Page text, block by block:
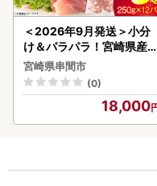
＜2026年9月発送＞小分
け＆パラパラ！宮崎県産鶏
ももカット合計3kg_K043
-009-2609
宮崎県串間市
(0)
18,000